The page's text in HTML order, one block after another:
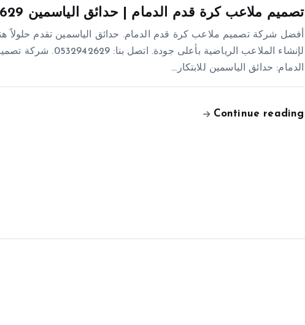
تصميم ملاعب كرة قدم الدمام | حدائق الياسمين 0532942629
أفضل شركة تصميم ملاعب كرة قدم الدمام. حدائق الياسمين تقدم حلولاً
لإنشاء الملاعب الرياضية بأعلى
الدمام: حدائق الياسمين للابتكار…
Continue reading